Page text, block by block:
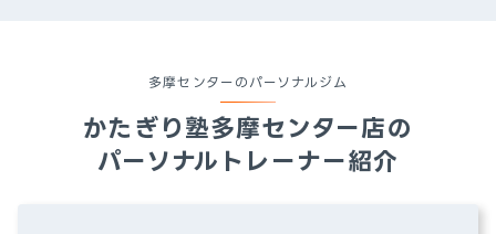
多摩センターのパーソナルジム
かたぎり塾多摩センター店の
パーソナルトレーナー紹介